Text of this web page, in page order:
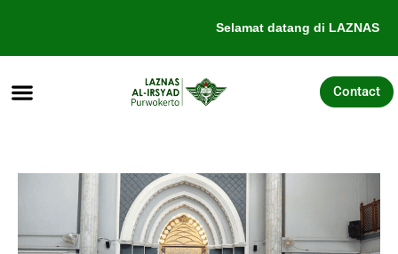
konten
Selamat datang di LAZNAS
Contact